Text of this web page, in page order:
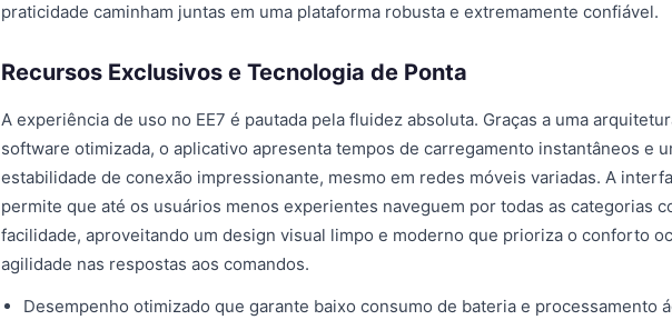
praticidade caminham juntas em uma plataforma robusta e extremamente confiável.
Recursos Exclusivos e Tecnologia de Ponta
A experiência de uso no EE7 é pautada pela fluidez absoluta. Graças a uma
software otimizada, o aplicativo apresenta tempos de carregamento instantâneos e
estabilidade de conexão impressionante, mesmo em redes móveis variadas. A
permite que até os usuários menos experientes naveguem por todas as categorias
facilidade, aproveitando um design visual limpo e moderno que prioriza o conforto
agilidade nas respostas aos comandos.
Desempenho otimizado que garante baixo consumo de bateria e processamento